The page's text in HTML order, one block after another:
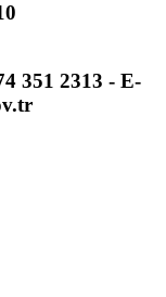
351 2313 - E-